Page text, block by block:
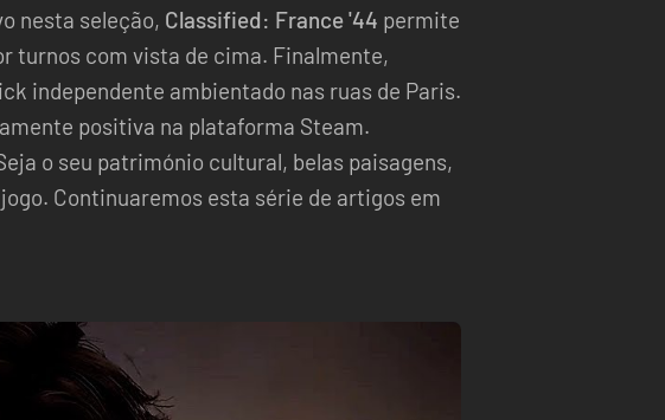
nesta seleção, Classified: France '44 permite
turnos com vista de cima. Finalmente,
independente ambientado nas ruas de Paris.
positiva na plataforma Steam.
o seu património cultural, belas paisagens,
Continuaremos esta série de artigos em